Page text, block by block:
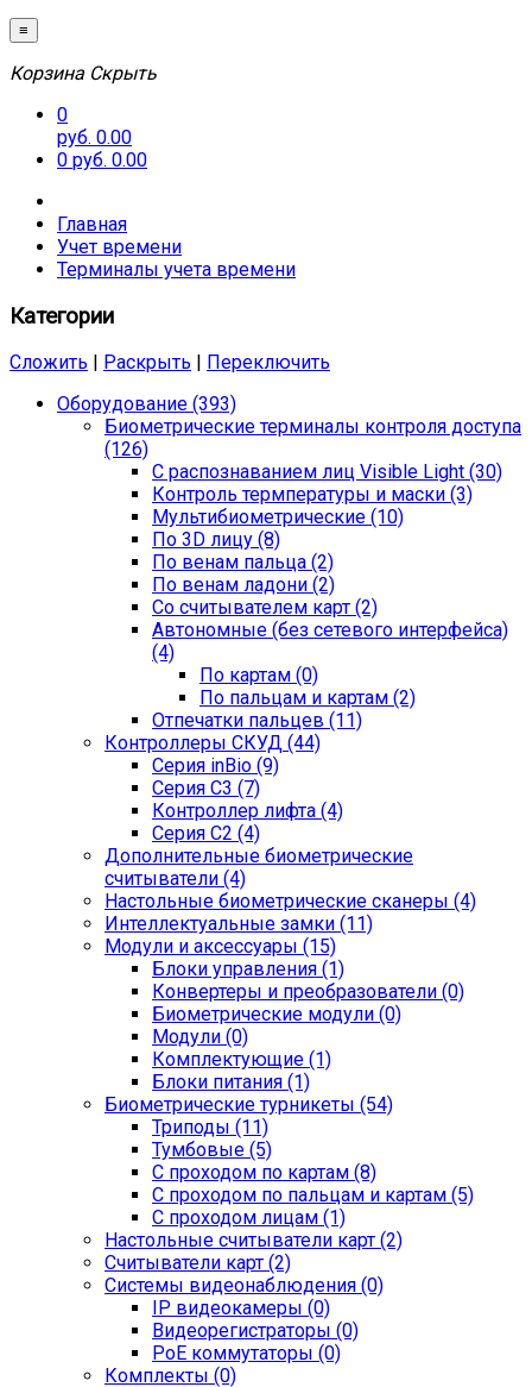
≡
Корзина Скрыть
0
руб. 0.00
0 руб. 0.00
Главная
Учет времени
Терминалы учета времени
Категории
Сложить Раскрыть
Переключить
Оборудование (393)
Биометрические терминалы контроля доступа
(126)
С распознаванием лиц Visible Light (30)
Контроль термпературы и маски (3)
Мультибиометрические (10)
По 3D лицу (8)
По венам пальца (2)
По венам ладони (2)
Со считывателем карт (2)
Автономные (без сетевого интерфейса)
(4)
По картам (0)
По пальцам и картам (2)
Отпечатки пальцев (11)
Контроллеры СКУД (44)
Серия inBio (9)
Серия С3 (7)
Контроллер лифта (4)
Серия С2 (4)
Дополнительные биометрические
считыватели (4)
Настольные биометрические сканеры (4)
Интеллектуальные замки (11)
Модули и аксессуары (15)
Блоки управления (1)
Конвертеры и преобразователи (0)
Биометрические модули (0)
Модули (0)
Комплектующие (1)
Блоки питания (1)
Биометрические турникеты (54)
Триподы (11)
Тумбовые (5)
С проходом по картам (8)
С проходом по пальцам и картам (5)
С проходом лицам (1)
Настольные считыватели карт (2)
Считыватели карт (2)
Системы видеонаблюдения (0)
IP видеокамеры (0)
Видеорегистраторы (0)
PoE коммутаторы (0)
Комплекты (0)